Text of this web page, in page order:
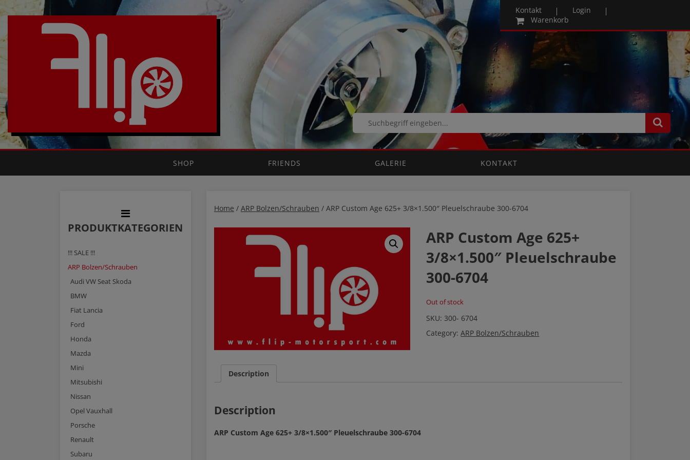
Kontakt
Login
Warenkorb
SHOP FRIENDS GALERIE KONTAKT
PRODUKTKATEGORIEN
!!! SALE !!!
ARP Bolzen/Schrauben
Audi VW Seat Skoda
BMW
Fiat Lancia
Ford
Honda
Mazda
Mini
Mitsubishi
Nissan
Opel Vauxhall
Porsche
Renault
Subaru
Home / ARP Bolzen/Schrauben / ARP Custom Age 625+ 3/8×1.500″ Pleuelschraube 300-6704
ARP Custom Age 625+
3/8×1.500″ Pleuelschraube
300-6704
Out of stock
SKU: 300- 6704
Category:ARP Bolzen/Schrauben
Description
Description
ARP Custom Age 625+ 3/8×1.500″ Pleuelschraube 300-6704